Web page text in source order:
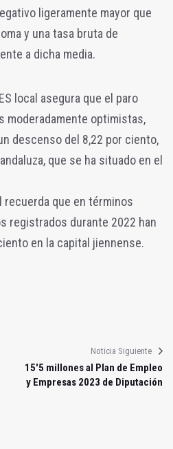
ligeramente mayor que
y una tasa bruta de
a dicha media.
local asegura que el paro
moderadamente optimistas,
descenso del 8,22 por ciento,
que se ha situado en el
recuerda que en términos
registrados durante 2022 han
en la capital jiennense.
Noticia Siguiente
15'5 millones al Plan de Empleo
y Empresas 2023 de Diputación